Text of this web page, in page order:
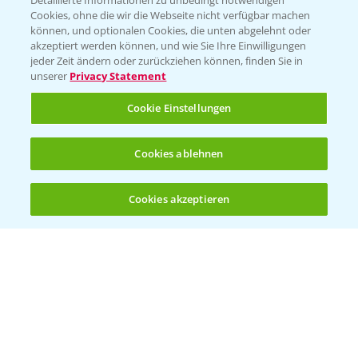
(noch 4)
Folgen Sie uns
Allgemeine Nutzungsbedingungen
Datenschutzerklärung
Cookies, ohne die wir die Webseite nicht verfügbar machen
können, und optionalen Cookies, die unten abgelehnt oder
akzeptiert werden können, und wie Sie Ihre Einwilligungen
jeder Zeit ändern oder zurückziehen können, finden Sie in
unserer Privacy Statement
Cookie Einstellungen
Cookies ablehnen
Cookies akzeptieren